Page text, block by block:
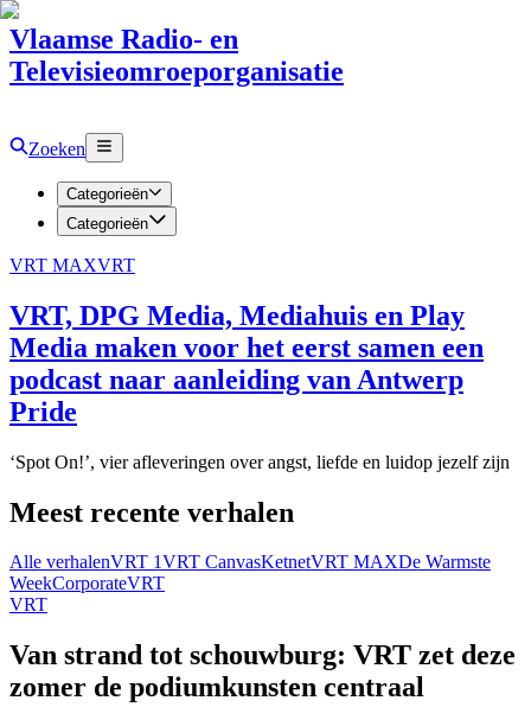
Vlaamse Radio- en
Televisieomroeporganisatie
Zoeken
Categorieën
Categorieën
VRT MAXVRT
VRT, DPG Media, Mediahuis en Play
Media maken voor het eerst samen een
podcast naar aanleiding van Antwerp
Pride
‘Spot On!’, vier afleveringen over angst, liefde en luidop jezelf zijn
Meest recente verhalen
Alle verhalenVRT 1VRT CanvasKetnetVRT MAXDe Warmste
WeekCorporateVRT
VRT
Van strand tot schouwburg: VRT zet deze
zomer de podiumkunsten centraal